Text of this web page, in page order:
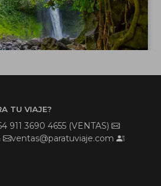
TU VIAJE?
911 3690 4655 (VENTAS)
ventas@paratuviaje.com